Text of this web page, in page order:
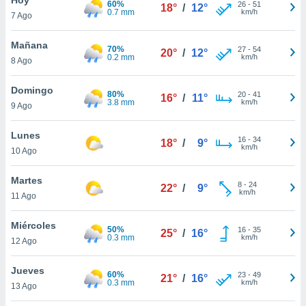
en
más
nuestra
de
cookies
aceptar
7 Ago
60%
0.7 mm
18° / 12° 26- 51
km/h
Mañana
8 Ago
70%
0.2 mm
20° / 12° 27- 54
km/h
Domingo
9 Ago
80%
3.8 mm
16° / 11° 20- 41
km/h
Lunes
10 Ago
18° / 9° 16- 34
km/h
Martes
11 Ago
22° / 9° 8- 24
km/h
Miércoles
12 Ago
50%
0.3 mm
25° / 16° 16- 35
km/h
Jueves
13 Ago
60%
0.3 mm
21° / 16° 23- 49
km/h